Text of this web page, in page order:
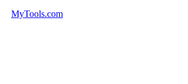
MyTools.com